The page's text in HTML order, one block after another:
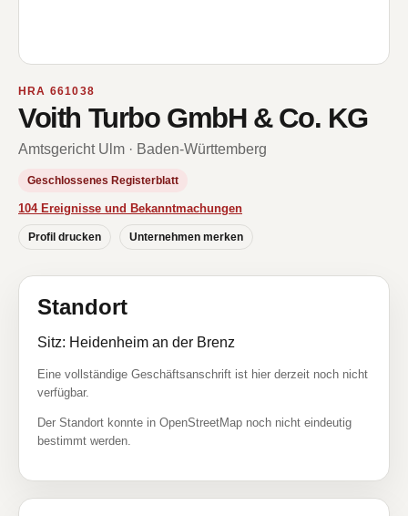
HRA 661038
Voith Turbo GmbH & Co. KG
Amtsgericht Ulm · Baden-Württemberg
Geschlossenes Registerblatt
104 Ereignisse und Bekanntmachungen
Profil drucken Unternehmen merken
Standort
Sitz: Heidenheim an der Brenz
Eine vollständige Geschäftsanschrift ist hier derzeit noch nicht
verfügbar.
Der Standort konnte in OpenStreetMap noch nicht eindeutig
bestimmt werden.